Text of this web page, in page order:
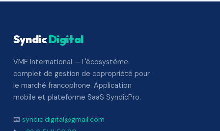
SyndicDigital
VME International — L'écosystème
complet de gestion de copropriété pour
le marché francophone. Application
mobile et plateforme SaaS SyndicPro.
📧 syndic.digital@gmail.com